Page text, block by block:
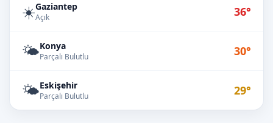
☀️Gaziantep
Açık 36°
🌤️Konya
Parçalı Bulutlu 30°
🌤️Eskişehir
Parçalı Bulutlu 29°